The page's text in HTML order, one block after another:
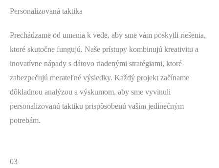
Personalizovaná taktika
Prechádzame od umenia k vede, aby sme vám poskytli riešenia,
ktoré skutočne fungujú. Naše prístupy kombinujú kreativitu a
inovatívne nápady s dátovo riadenými stratégiami, ktoré
zabezpečujú merateľné výsledky. Každý projekt začíname
dôkladnou analýzou a výskumom, aby sme vyvinuli
personalizovanú taktiku prispôsobenú vašim jedinečným
potrebám.
03